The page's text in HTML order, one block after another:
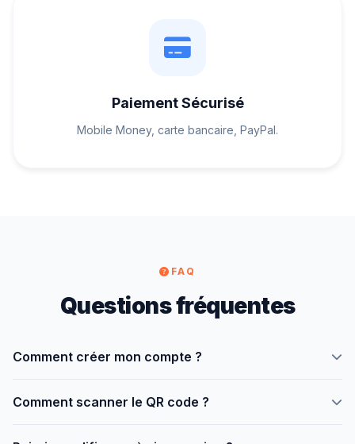
Paiement Sécurisé
Mobile Money, carte bancaire, PayPal.
FAQ
Questions fréquentes
Comment créer mon compte ?
formulaire. Gratuit, 2 minutes.
Comment scanner le QR code ?